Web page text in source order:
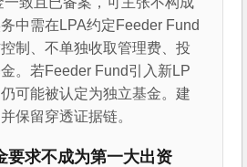
中需在LPA约定Feeder Fund
制、不单独收取管理费、投
。若Feeder Fund引入新LP
可能被认定为独立基金。建
保留穿透证据链。
要求不成为第一大出资